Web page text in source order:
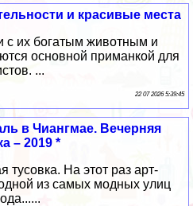
и красивые места
с их богатым животным и
основной приманкой для
...
22 07 2026 5:39:45
в Чиангмае. Вечерняя
– 2019 *
тусовка. На этот раз арт-
из самых модных улиц